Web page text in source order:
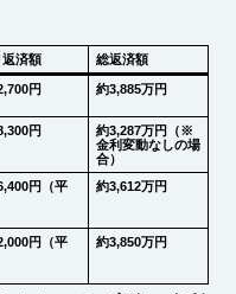
返済額 総返済額
円 約3,885万円
円
約3,287万円（※
金利変動なしの場
合）
円（平
約3,612万円
円（平
約3,850万円